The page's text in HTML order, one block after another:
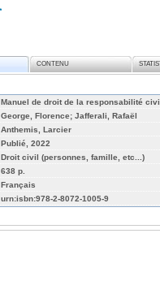
CONTENU
Manuel de droit de la responsabilité
George, Florence; Jafferali, Rafaël
Anthemis, Larcier
Publié, 2022
Droit civil (personnes, famille, etc...)
638 p.
Français
urn:isbn:978-2-8072-1005-9